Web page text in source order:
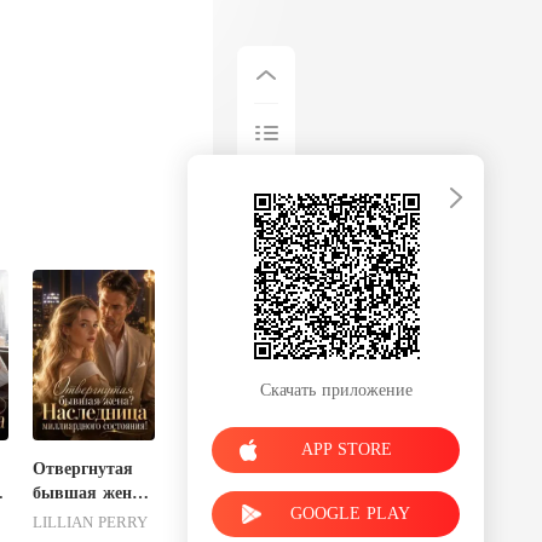
Отвергнутая
бывшая жена?
Наследница
LILLIAN PERRY
Скачать приложение
APP STORE
GOOGLE PLAY